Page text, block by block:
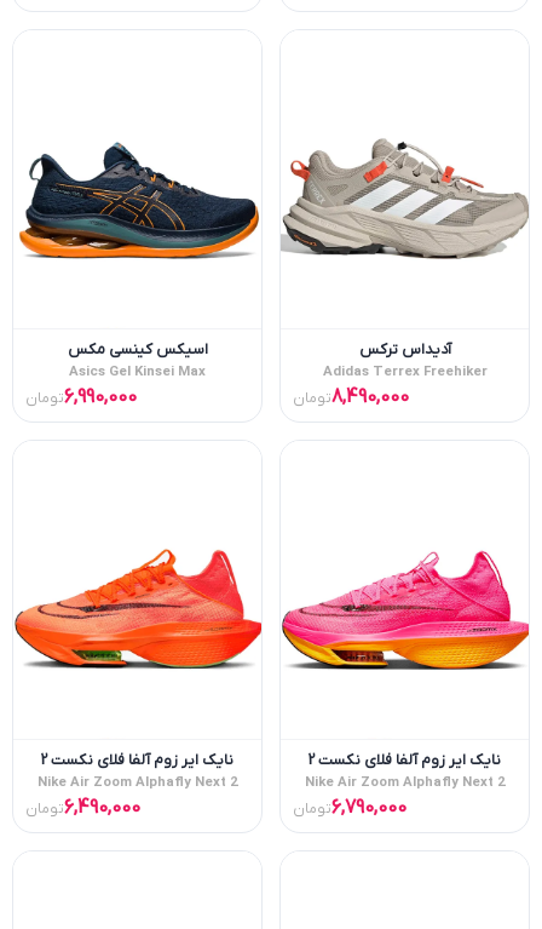
آدیداس ترکس
Adidas Terrex Freehiker
8,490,000تومان
اسیکس کینسی مکس
Asics Gel Kinsei Max
6,990,000تومان
نایک ایر زوم آلفا فلای نکست 2
Nike Air Zoom Alphafly Next 2
6,790,000تومان
نایک ایر زوم آلفا فلای نکست 2
Nike Air Zoom Alphafly Next 2
6,490,000تومان